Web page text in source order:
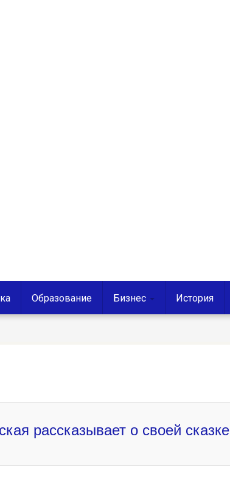
Образование Бизнес История
рассказывает о своей сказке